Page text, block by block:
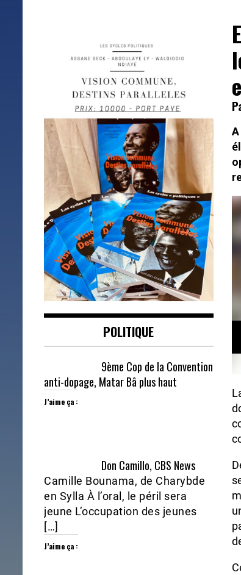
POLITIQUE
9ème Cop de la Convention
anti-dopage, Matar Bâ plus haut
J’aime ça :
Don Camillo, CBS News
Camille Bounama, de Charybde
en Sylla À l’oral, le péril sera
jeune L’occupation des jeunes
[…]
J’aime ça :